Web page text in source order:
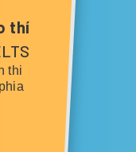
thí
thi